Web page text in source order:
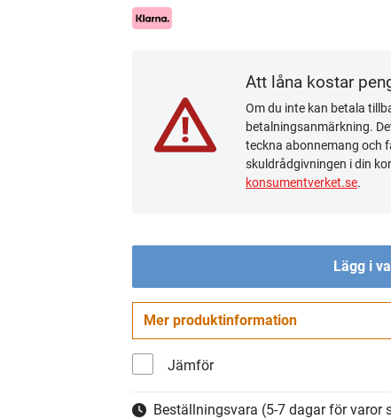
Att låna kostar
Om du inte kan betala
betalningsanmärkning.
teckna abonnemang och
skuldrådgivningen i din
konsumentverket.se.
Lägg i
Mer produktinformation
Jämför
Beställningsvara (5-7 dagar för varor